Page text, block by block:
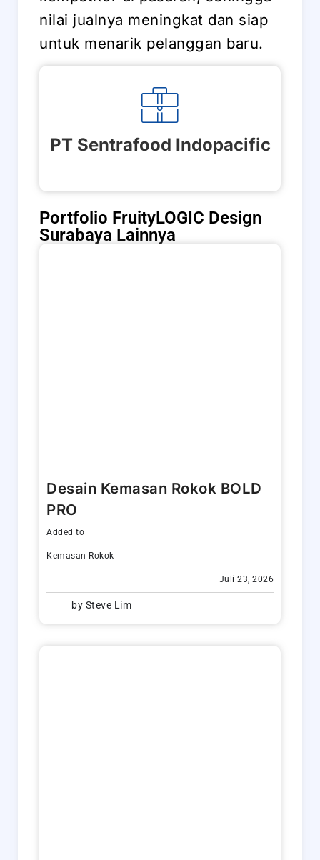
nilai jualnya meningkat dan siap
untuk menarik pelanggan baru.
PT Sentrafood Indopacific
Portfolio FruityLOGIC Design
Surabaya Lainnya
Desain Kemasan Rokok BOLD
PRO
Added to
Kemasan Rokok
Juli 23, 2026
by Steve Lim